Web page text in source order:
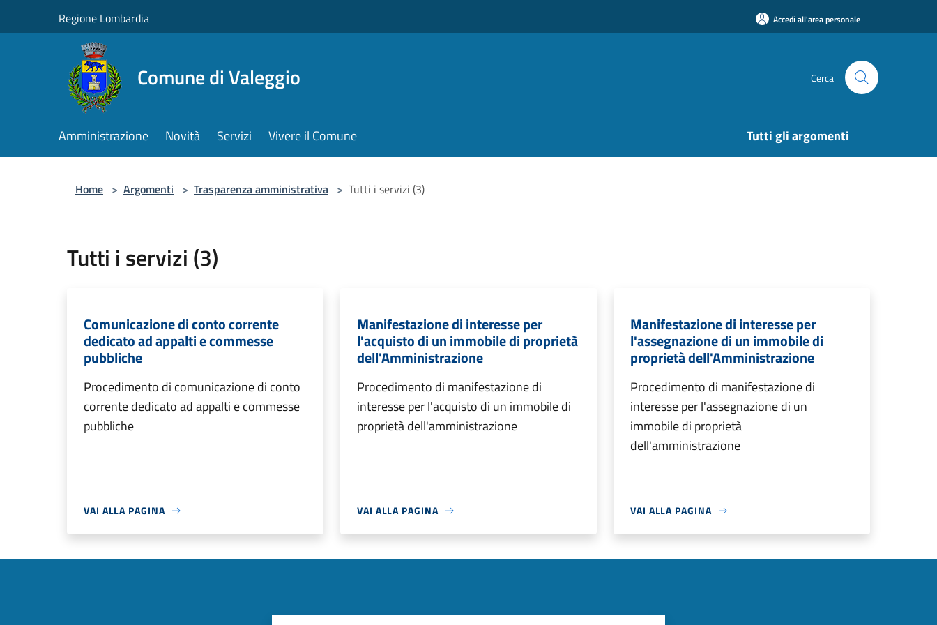
Regione Lombardia Accedi all'area personale
Comune di Valeggio Cerca
Amministrazione Novità Servizi Vivere il Comune Tutti gli argomenti
Home > Argomenti > Trasparenza amministrativa > Tutti i servizi (3)
Tutti i servizi (3)
Comunicazione di conto corrente
dedicato ad appalti e commesse
pubbliche
Procedimento di comunicazione di conto
corrente dedicato ad appalti e commesse
pubbliche
VAI ALLA PAGINA
Manifestazione di interesse per
l'acquisto di un immobile di proprietà
dell'Amministrazione
Procedimento di manifestazione di
interesse per l'acquisto di un immobile di
proprietà dell'amministrazione
VAI ALLA PAGINA
Manifestazione di interesse per
l'assegnazione di un immobile di
proprietà dell'Amministrazione
Procedimento di manifestazione di
interesse per l'assegnazione di un
immobile di proprietà
dell'amministrazione
VAI ALLA PAGINA